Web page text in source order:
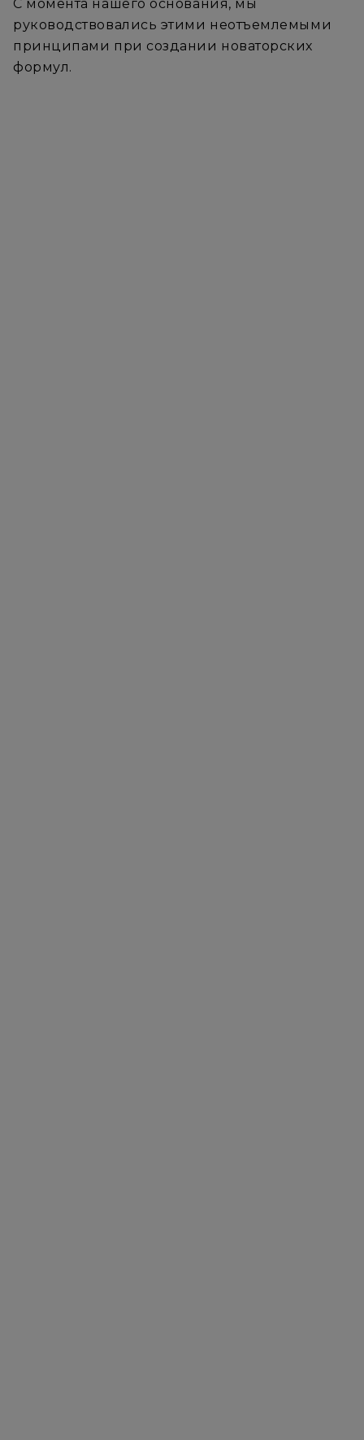
С момента нашего основания, мы
руководствовались этими неотъемлемыми
принципами при создании новаторских
формул.